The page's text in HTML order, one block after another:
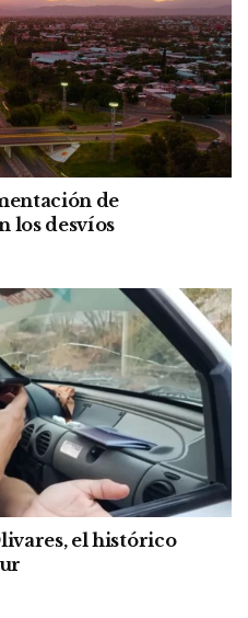
de
los desvíos
el histórico